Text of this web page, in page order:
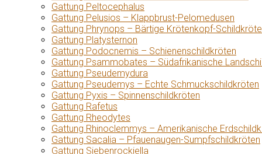
Gattung Peltocephalus
Gattung Pelusios – Klappbrust-Pelomedusen
Gattung Phrynops – Bärtige Krötenkopf-
Gattung Platysternon
Gattung Podocnemis – Schienenschildkröten
Gattung Psammobates – Südafrikanische
Gattung Pseudemydura
Gattung Pseudemys – Echte Schmuckschildkröten
Gattung Pyxis – Spinnenschildkröten
Gattung Rafetus
Gattung Rheodytes
Gattung Rhinoclemmys – Amerikanische
Gattung Sacalia – Pfauenaugen-Sumpfschildkröten
Gattung Siebenrockiella